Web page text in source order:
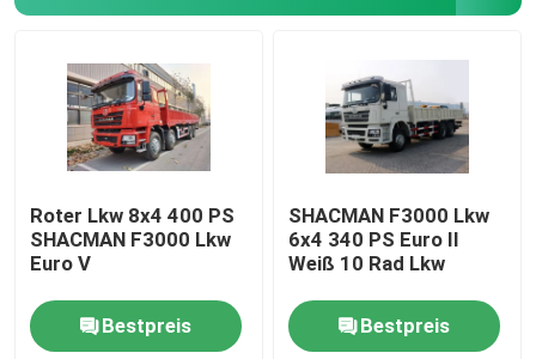
Roter Lkw 8x4 400 PS
SHACMAN F3000 Lkw
Euro V
Bestpreis
SHACMAN F3000 Lkw
6x4 340 PS Euro II
Weiß 10 Rad Lkw
Bestpreis